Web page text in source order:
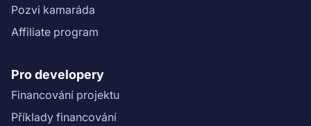
Pozvi kamaráda
Affiliate program
Pro developery
Financování projektu
Příklady financování